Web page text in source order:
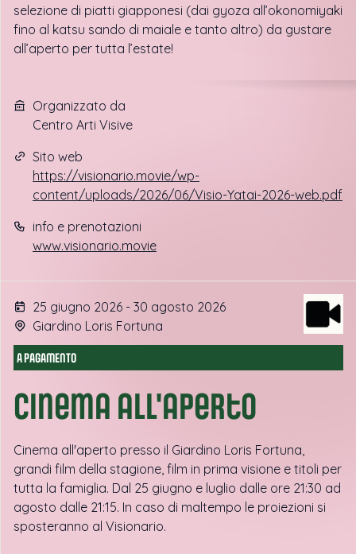
selezione di piatti giapponesi (dai gyoza all’okonomiyaki
fino al katsu sando di maiale e tanto altro) da gustare
all’aperto per tutta l’estate!
Organizzato da
Centro Arti Visive
Sito web
https://visionario.movie/wp-
content/uploads/2026/06/Visio-Yatai-2026-web.pdf
info e prenotazioni
www.visionario.movie
25 giugno 2026 - 30 agosto 2026
Giardino Loris Fortuna
A PAGAMENTO
Cinema all'aperto
Cinema all'aperto presso il Giardino Loris Fortuna,
grandi film della stagione, film in prima visione e titoli per
tutta la famiglia. Dal 25 giugno e luglio dalle ore 21:30 ad
agosto dalle 21:15. In caso di maltempo le proiezioni si
sposteranno al Visionario.